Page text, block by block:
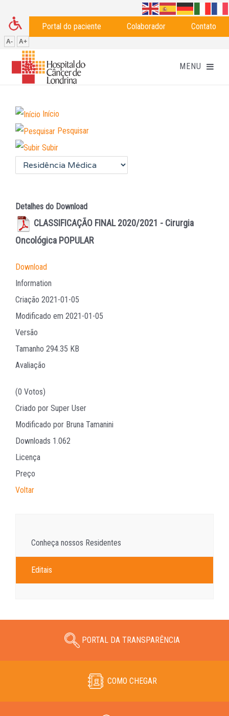
Portal do paciente Colaborador Contato
A- A+
Início
Pesquisar
Subir
Detalhes do Download
CLASSIFICAÇÃO FINAL 2020/2021 - Cirurgia
Oncológica POPULAR
Download
Information
Criação 2021-01-05
Modificado em 2021-01-05
Versão
Tamanho 294.35 KB
Avaliação
(0 Votos)
Criado por Super User
Modificado por Bruna Tamanini
Downloads 1.062
Licença
Preço
Voltar
Conheça nossos Residentes
Editais
PORTAL DA TRANSPARÊNCIA
COMO CHEGAR